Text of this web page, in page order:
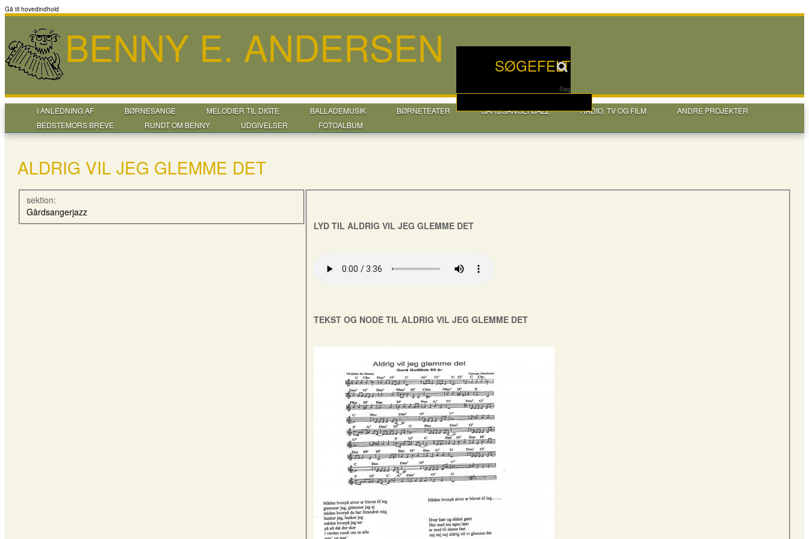
Gå til hovedindhold
SØGEFELT
Søg
BENNY E. ANDERSEN
I ANLEDNING AF BØRNESANGE MELODIER TIL DIGTE BALLADEMUSIK BØRNETEATER GÅRDSANGERJAZZ RADIO, TV OG FILM
ANDRE PROJEKTER
BEDSTEMORS BREVE
RUNDT OM BENNY UDGIVELSER FOTOALBUM
ALDRIG VIL JEG GLEMME DET
sektion:
Gårdsangerjazz
LYD TIL ALDRIG VIL JEG GLEMME DET
TEKST OG NODE TIL ALDRIG VIL JEG GLEMME DET